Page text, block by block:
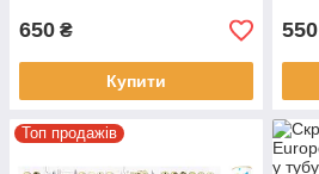
650 ₴
Купити
550
Топ продажів